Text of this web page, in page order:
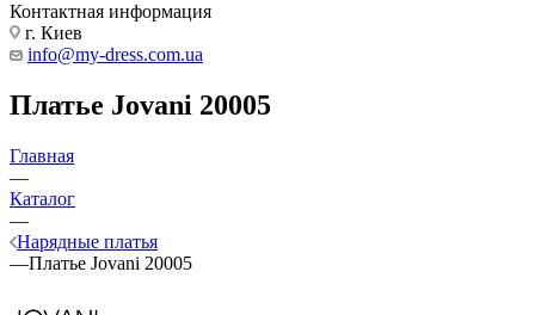
Контактная информация
г. Киев
info@my-dress.com.ua
Платье Jovani 20005
Главная
—
Каталог
—
Нарядные платья
—Платье Jovani 20005